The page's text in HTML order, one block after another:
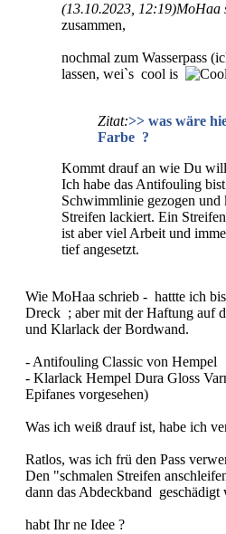
(13.10.2023, 12:19)MoHaa
zusammen,
nochmal zum Wasserpass
lassen, wei`s cool is
Zitat:>> was wäre
Farbe ?
Kommt drauf an wie Du
Ich habe das Antifouling
Schwimmlinie gezogen und
Streifen lackiert. Ein
ist aber viel Arbeit und
tief angesetzt.
Wie MoHaa schrieb - hattte ich
Dreck ; aber mit der Haftung auf
und Klarlack der Bordwand.
- Antifouling Classic von Hempel
- Klarlack Hempel Dura Gloss
Epifanes vorgesehen)
Was ich weiß drauf ist, habe ich
Ratlos, was ich frü den Pass
Den "schmalen Streifen
dann das Abdeckband geschädigt
habt Ihr ne Idee ?